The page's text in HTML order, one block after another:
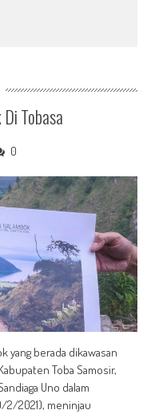
Tobasa
0
yang berada dikawasan
Toba Samosir,
Uno dalam
2/2021), meninjau